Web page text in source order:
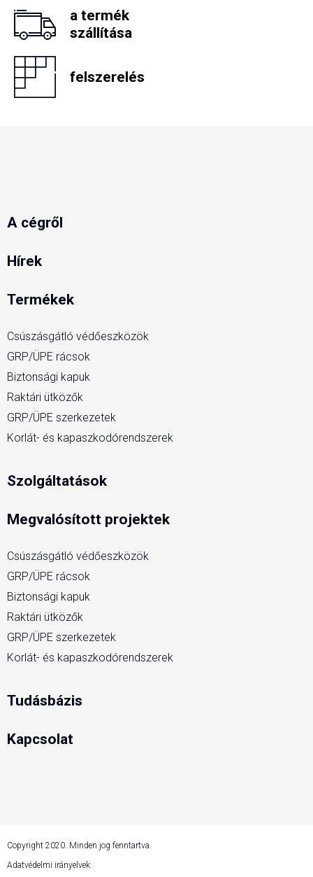
a termék
szállítása
felszerelés
A cégről
Hírek
Termékek
Csúszásgátló védőeszközök
GRP/ÜPE rácsok
Biztonsági kapuk
Raktári ütközők
GRP/ÜPE szerkezetek
Korlát- és kapaszkodórendszerek
Szolgáltatások
Megvalósított projektek
Csúszásgátló védőeszközök
GRP/ÜPE rácsok
Biztonsági kapuk
Raktári ütközők
GRP/ÜPE szerkezetek
Korlát- és kapaszkodórendszerek
Tudásbázis
Kapcsolat
Copyright 2020. Minden jog fenntartva.
Adatvédelmi irányelvek